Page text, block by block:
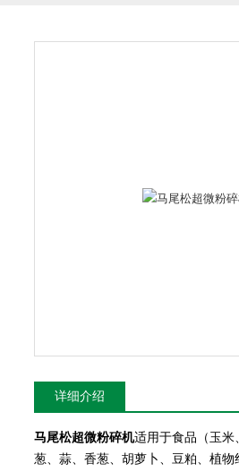
详细介绍
马尾松超微粉碎机适用于食品（玉米
葱、蒜、香葱、胡萝卜、豆粕、植